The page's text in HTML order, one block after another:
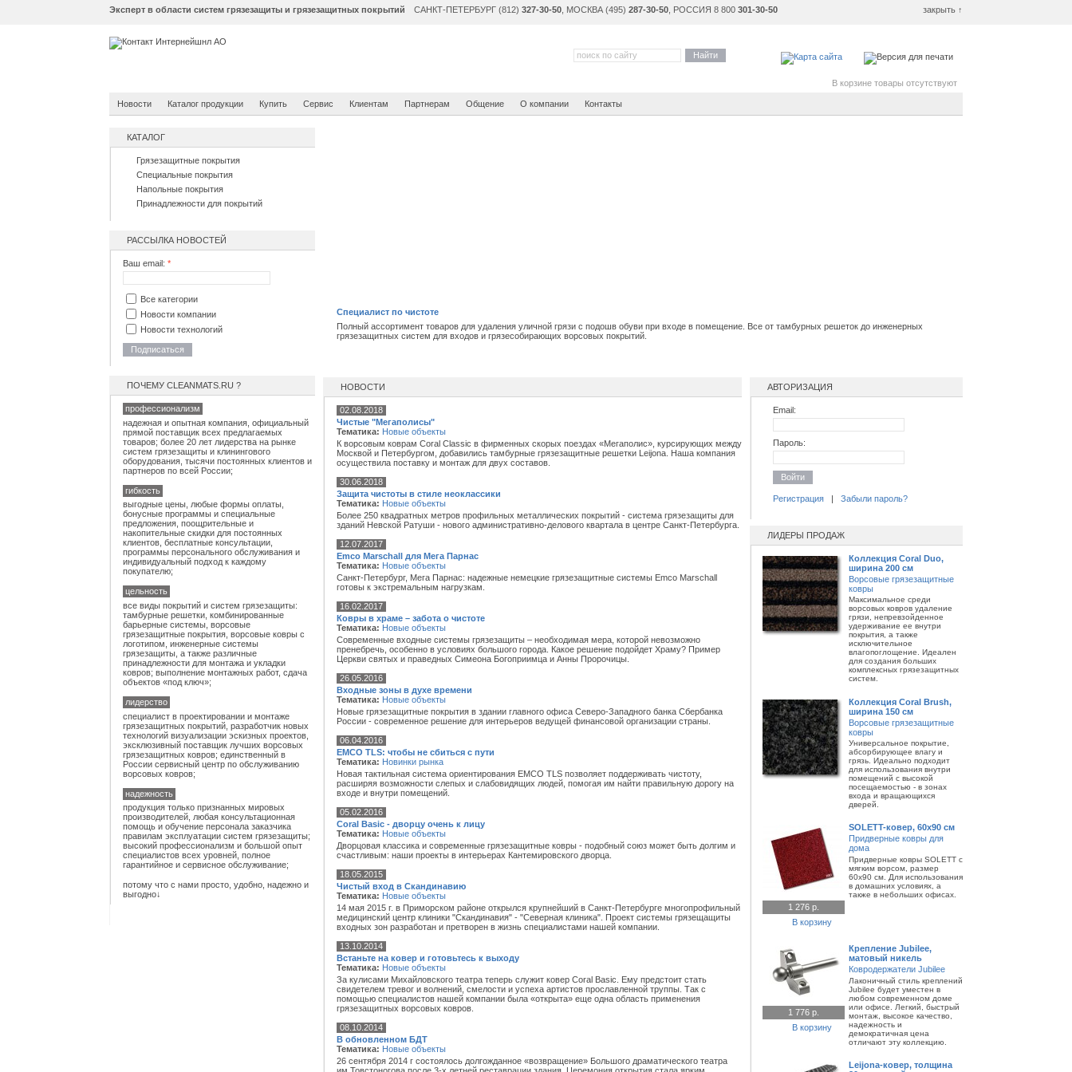
Эксперт в области систем грязезащиты и грязезащитных покрытий САНКТ-ПЕТЕРБУРГ (812) 327-30-50 , МОСКВА (495) 287-30-50 , РОССИЯ 8 800 301-30-50 закрыть ↑
Найти
В корзине товары отсутствуют
Новости Каталог продукции Купить Сервис Клиентам Партнерам Общение О компании Контакты
КАТАЛОГ
Грязезащитные покрытия
Специальные покрытия
Напольные покрытия
Принадлежности для покрытий
РАССЫЛКА НОВОСТЕЙ
Ваш email: *
Все категории
Новости компании
Новости технологий
Подписаться
ПОЧЕМУ CLEANMATS.RU ?
профессионализм
надежная и опытная компания, официальный
прямой поставщик всех предлагаемых
товаров; более 20 лет лидерства на рынке
систем грязезащиты и клинингового
оборудования, тысячи постоянных клиентов и
партнеров по всей России;
гибкость
выгодные цены, любые формы оплаты,
бонусные программы и специальные
предложения, поощрительные и
накопительные скидки для постоянных
клиентов, бесплатные консультации,
программы персонального обслуживания и
индивидуальный подход к каждому
покупателю;
цельность
все виды покрытий и систем грязезащиты:
тамбурные решетки, комбинированные
барьерные системы, ворсовые
грязезащитные покрытия, ворсовые ковры с
логотипом, инженерные системы
грязезащиты, а также различные
принадлежности для монтажа и укладки
ковров; выполнение монтажных работ, сдача
объектов «под ключ»;
лидерство
специалист в проектировании и монтаже
грязезащитных покрытий , разработчик новых
технологий визуализации эскизных проектов,
эксклюзивный поставщик лучших ворсовых
грязезащитных ковров; единственный в
России сервисный центр по обслуживанию
ворсовых ковров;
надежность
продукция только признанных мировых
производителей, любая консультационная
помощь и обучение персонала заказчика
правилам эксплуатации систем грязезащиты;
высокий профессионализм и большой опыт
специалистов всех уровней, полное
гарантийное и сервисное обслуживание;
потому что с нами просто, удобно, надежно и
выгодно↓
Специалист по чистоте
Полный ассортимент товаров для удаления уличной грязи с подошв обуви при входе в помещение. Все от тамбурных решеток до инженерных
грязезащитных систем для входов и грязесобирающих ворсовых покрытий.
НОВОСТИ
02.08.2018
Чистые "Мегаполисы"
Тематика: Новые объекты
К ворсовым коврам Coral Classic в фирменных скорых поездах «Мегаполис», курсирующих между
Москвой и Петербургом, добавились тамбурные грязезащитные решетки Leijona. Наша компания
осуществила поставку и монтаж для двух составов.
30.06.2018
Защита чистоты в стиле неоклассики
Тематика: Новые объекты
Более 250 квадратных метров профильных металлических покрытий - система грязезащиты для
зданий Невской Ратуши - нового административно-делового квартала в центре Санкт-Петербурга.
12.07.2017
Emco Marschall для Мега Парнас
Тематика: Новые объекты
Санкт-Петербург, Мега Парнас: надежные немецкие грязезащитные системы Emco Marschall
готовы к экстремальным нагрузкам.
16.02.2017
Ковры в храме – забота о чистоте
Тематика: Новые объекты
Современные входные системы грязезащиты – необходимая мера, которой невозможно
пренебречь, особенно в условиях большого города. Какое решение подойдет Храму? Пример
Церкви святых и праведных Симеона Богоприимца и Анны Пророчицы.
26.05.2016
Входные зоны в духе времени
Тематика: Новые объекты
Новые грязезащитные покрытия в здании главного офиса Северо-Западного банка Сбербанка
России - современное решение для интерьеров ведущей финансовой организации страны.
06.04.2016
EMCO TLS: чтобы не сбиться с пути
Тематика: Новинки рынка
Новая тактильная система ориентирования EMCO TLS позволяет поддерживать чистоту,
расширяя возможности слепых и слабовидящих людей, помогая им найти правильную дорогу на
входе и внутри помещений.
05.02.2016
Coral Basic - дворцу очень к лицу
Тематика: Новые объекты
Дворцовая классика и современные грязезащитные ковры - подобный союз может быть долгим и
счастливым: наши проекты в интерьерах Кантемировского дворца.
18.05.2015
Чистый вход в Скандинавию
Тематика: Новые объекты
14 мая 2015 г. в Приморском районе открылся крупнейший в Санкт-Петербурге многопрофильный
медицинский центр клиники "Скандинавия" - "Северная клиника". Проект системы грязещащиты
входных зонразработан и претворен в жизнь специалистами нашей компании.
13.10.2014
Встаньте на ковер и готовьтесь к выходу
Тематика: Новые объекты
За кулисами Михайловского театра теперь служит ковер Coral Basic . Ему предстоит стать
свидетелем тревог и волнений, смелости и успеха артистов прославленной труппы. Так с
помощью специалистов нашей компании была «открыта» еще одна область применения
грязезащитных ворсовых ковров.
08.10.2014
В обновленном БДТ
Тематика: Новые объекты
26 сентября 2014 г состоялось долгожданное «возвращение» Большого драматического театра
АВТОРИЗАЦИЯ
Email:
Пароль:
Войти
Регистрация| Забыли пароль?
ЛИДЕРЫ ПРОДАЖ
Коллекция Coral Duo,
ширина 200 см
Ворсовые грязезащитные
ковры
Максимальное среди
ворсовых ковров удаление
грязи, непревзойденное
удерживание ее внутри
покрытия, а также
исключительное
влагопоглощение. Идеален
для создания больших
комплексных грязезащитных
систем.
Коллекция Coral Brush,
ширина 150 см
Ворсовые грязезащитные
ковры
Универсальное покрытие,
абсорбирующее влагу и
грязь. Идеально подходит
для использования внутри
помещений с высокой
посещаемостью - в зонах
входа и вращающихся
дверей.
1 276 р.
В корзину
SOLETT-ковер, 60х90 см
Придверные ковры для
дома
Придверные ковры SOLETT с
мягким ворсом, размер
60х90 см. Для использования
в домашних условиях, а
также в небольших офисах.
1 776 р.
В корзину
Крепление Jubilee,
матовый никель
Ковродержатели Jubilee
Лаконичный стиль креплений
Jubilee будет уместен в
любом современном доме
или офисе. Легкий, быстрый
монтаж, высокое качество,
надежность и
демократичная цена
отличают эту коллекцию.
Leijona-ковер, толщина